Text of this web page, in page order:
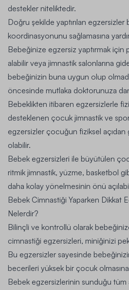
destekler niteliktedir.
Doğru şekilde yaptırılan
koordinasyonunu sağlamasına
Bebeğinize egzersiz yaptırmak
alabilir veya jimnastik salonlarına
bebeğinizin buna uygun olup
öncesinde mutlaka doktorunuza
Bebeklikten itibaren egzersizlerle
desteklenen çocuk jimnastik ve
egzersizler çocuğun fiziksel açıdan
olabilir.
Bebek egzersizleri ile büyütülen
ritmik jimnastik, yüzme, basketbol
daha kolay yönelmesinin önü
Bebek Cimnastiği Yaparken Dikkat
Nelerdir?
Bilinçli ve kontrollü olarak
cimnastiği egzersizleri, miniğinizi
Bu egzersizler sayesinde
becerileri yüksek bir çocuk olmasına
Bebek egzersizlerinin sunduğu tüm